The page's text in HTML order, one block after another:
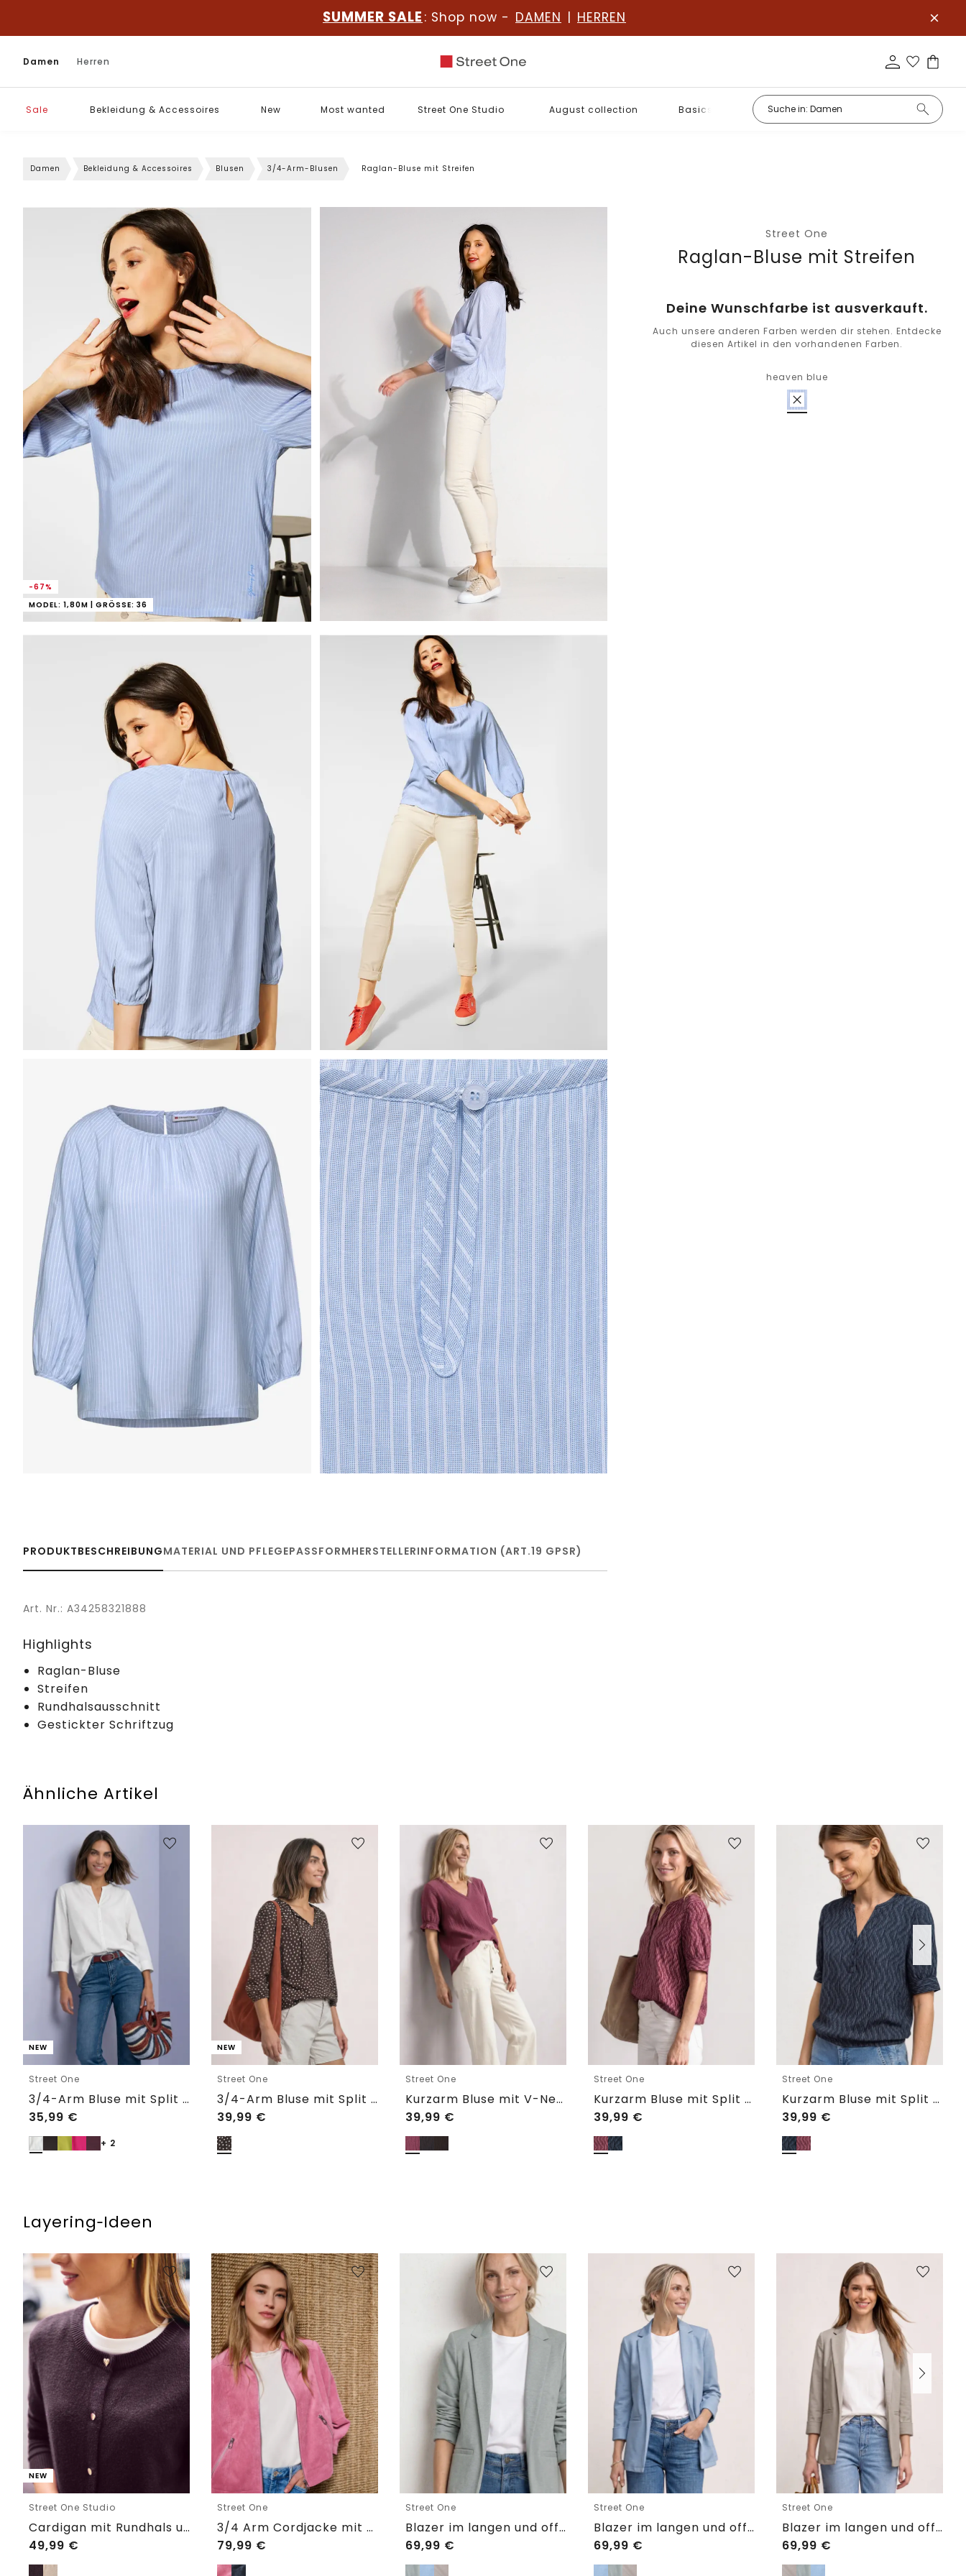
SUMMER SALE : Shop now - DAMEN | HERREN
Damen Herren
Sale Bekleidung & Accessoires New Most wanted Street One Studio August collection Basics
Damen Bekleidung & Accessoires Blusen 3/4-Arm-Blusen Raglan-Bluse mit Streifen
-67%
MODEL: 1,80M | GRÖSSE: 36
Street One
Raglan-Bluse mit Streifen
Deine Wunschfarbe ist ausverkauft.
Auch unsere anderen Farben werden dir stehen. Entdecke
diesen Artikel in den vorhandenen Farben.
heaven blue
PRODUKTBESCHREIBUNGMATERIAL UND PFLEGEPASSFORMHERSTELLERINFORMATION (ART.19 GPSR)
Art. Nr.: A34258321888
Highlights
Raglan-Bluse
Streifen
Rundhalsausschnitt
Gestickter Schriftzug
Ähnliche Artikel
NEW
Street One
3/4-Arm Bluse mit Split Neck
35,99 €
+ 2
NEW
Street One
3/4-Arm Bluse mit Split Neck und Bändern
39,99 €
Street One
Kurzarm Bluse mit V-Neck und Rüschen
39,99 €
Street One
Kurzarm Bluse mit Split Neck und Elastiksaum
39,99 €
Street One
Kurzarm Bluse mit Split Neck und Elastiksaum
39,99 €
Layering‑Ideen
NEW
Street One Studio
Cardigan mit Rundhals und Knöpfen
49,99 €
Street One
3/4 Arm Cordjacke mit Hemdkragen
79,99 €
Street One
Blazer im langen und offenen Schnitt
69,99 €
Street One
Blazer im langen und offenen Schnitt
69,99 €
Street One
Blazer im langen und offenen Schnitt
69,99 €